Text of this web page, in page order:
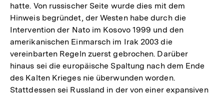
hatte. Von russischer Seite wurde dies mit dem
Hinweis begründet, der Westen habe durch die
Intervention der Nato im Kosovo 1999 und den
amerikanischen Einmarsch im Irak 2003 die
vereinbarten Regeln zuerst gebrochen. Darüber
hinaus sei die europäische Spaltung nach dem Ende
des Kalten Krieges nie überwunden worden.
Stattdessen sei Russland in der von einer expansiven